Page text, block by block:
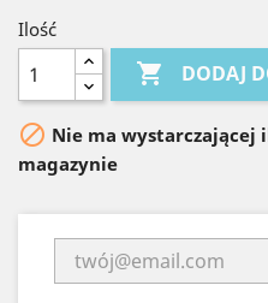
Ilość
 DODAJ
 Nie ma wystarczającej
magazynie